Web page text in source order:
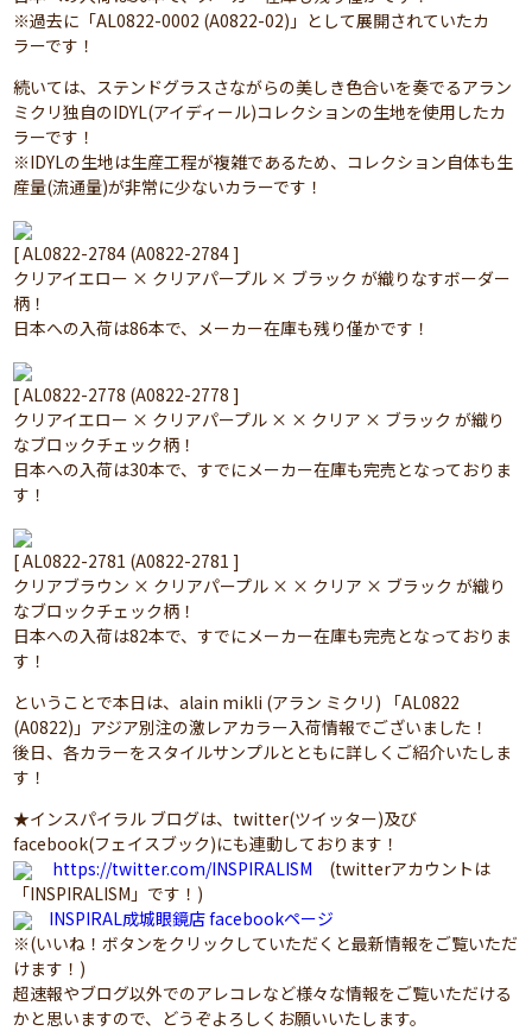
※過去に「AL0822-0002 (A0822-02)」として展開されていたカ
ラーです！
続いては、ステンドグラスさながらの美しき色合いを奏でるアラン
ミクリ独自のIDYL(アイディール)コレクションの生地を使用したカ
ラーです！
※IDYLの生地は生産工程が複雑であるため、コレクション自体も生
産量(流通量)が非常に少ないカラーです！
[ AL0822-2784 (A0822-2784 ]
クリアイエロー × クリアパープル × ブラック が織りなすボーダー
柄！
日本への入荷は86本で、メーカー在庫も残り僅かです！
[ AL0822-2778 (A0822-2778 ]
クリアイエロー × クリアパープル × × クリア × ブラック が織り
なブロックチェック柄！
日本への入荷は30本で、すでにメーカー在庫も完売となっておりま
す！
[ AL0822-2781 (A0822-2781 ]
クリアブラウン × クリアパープル × × クリア × ブラック が織り
なブロックチェック柄！
日本への入荷は82本で、すでにメーカー在庫も完売となっておりま
す！
ということで本日は、alain mikli (アラン ミクリ) 「AL0822
(A0822)」アジア別注の激レアカラー入荷情報でございました！
後日、各カラーをスタイルサンプルとともに詳しくご紹介いたしま
す！
★インスパイラル ブログは、twitter(ツイッター)及び
facebook(フェイスブック)にも連動しております！
https://twitter.com/INSPIRALISM (twitterアカウントは
「INSPIRALISM」です！)
INSPIRAL成城眼鏡店 facebookページ
※(いいね！ボタンをクリックしていただくと最新情報をご覧いただ
けます！)
超速報やブログ以外でのアレコレなど様々な情報をご覧いただける
かと思いますので、どうぞよろしくお願いいたします。